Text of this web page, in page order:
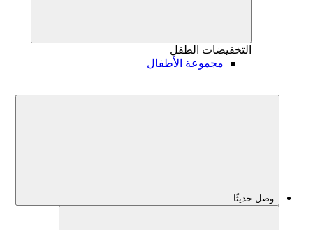
التخفيضات الطفل
مجموعة الأطفال
وصل حديثًا